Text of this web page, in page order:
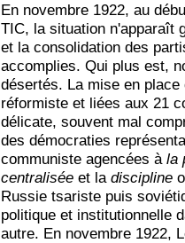
En novembre 1922, au
TIC, la situation n'apparaît
et la consolidation des
accomplies. Qui plus est,
désertés. La mise en
réformiste et liées aux 21
délicate, souvent mal
des démocraties
communiste agencées à la
centralisée et la discipline
Russie tsariste puis
politique et institutionnelle
autre. En novembre 1922,